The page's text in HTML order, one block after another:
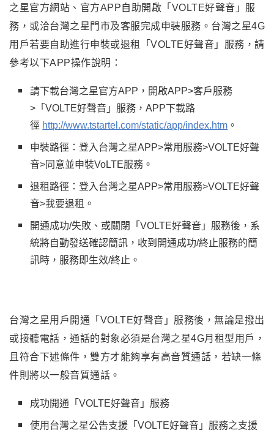
之星官方網站、官方APP自助開啟「VOLTE好聲音」服
務，或洽台灣之星門市及客服完成申裝服務。台灣之星4G
用戶若要自助進行申裝或退租「VOLTE好聲音」服務，請
參考以下APP操作說明：
請下載台灣之星官方APP，開啟APP>客戶服務
>「VOLTE好聲音」服務，APP下載路
徑 http://www.tstartel.com/static/app/index.htm 。
申裝路徑：登入台灣之星APP>常用服務>VOLTE好聲
音>同意並申裝VoLTE服務。
退租路徑：登入台灣之星APP>常用服務>VOLTE好聲
音>我要退租。
開通成功/失敗、或關閉「VOLTE好聲音」服務後，系
統將自動發送確認簡訊，收到開通成功/終止服務的簡
訊時，服務即生效/終止。
台灣之星用戶開通「VOLTE好聲音」服務後，無論是撥出
或接聽電話，通話的對象必須是台灣之星4G月租型用戶，
且符合下述條件，雙方才能夠享有高音質通話，若缺一條
件則將以一般音質通話。
成功開通「VOLTE好聲音」服務
使用台灣之星公告支援「VOLTE好聲音」服務之支援